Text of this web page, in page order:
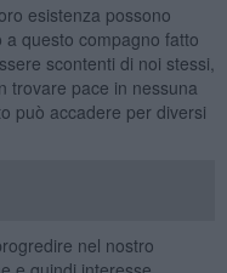
esistenza possono
questo compagno fatto
scontenti di noi stessi,
trovare pace in nessuna
può accadere per diversi
nel nostro